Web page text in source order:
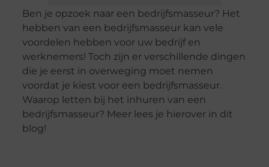
Ben je opzoek naar een bedrijfsmasseur? Het
hebben van een bedrijfsmasseur kan vele
voordelen hebben voor uw bedrijf en
werknemers! Toch zijn er verschillende dingen
die je eerst in overweging moet nemen
voordat je kiest voor een bedrijfsmasseur.
Waarop letten bij het inhuren van een
bedrijfsmasseur? Meer lees je hierover in dit
blog!